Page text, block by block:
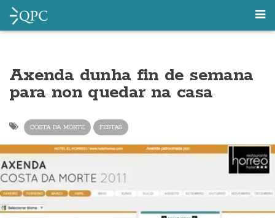
Axenda dunha fin de semana
para non quedar na casa
COSTA DA MORTE FESTAS